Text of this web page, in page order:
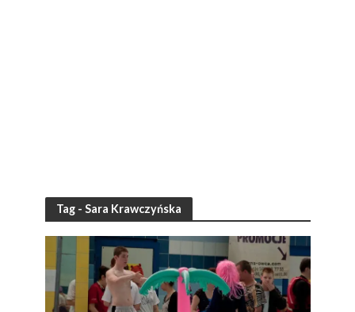
Tag - Sara Krawczyńska